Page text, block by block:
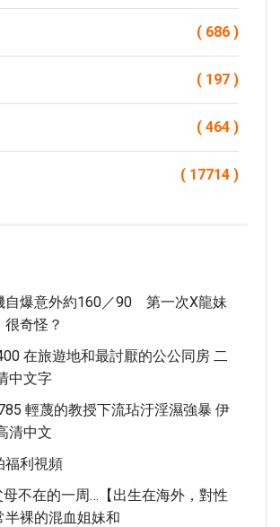
( 686 )
( 197 )
( 464 )
( 17714 )
自爆意外約160／90 第一次x龍妹
很奇怪？
在旅遊地和最討厭的公公同房 二
中文字
輕蔑的教授下流玷汙淫濕強暴 伊
清中文
福利視頻
母不在的一周…【出生在海外，對性
半裸的混血姐妹和